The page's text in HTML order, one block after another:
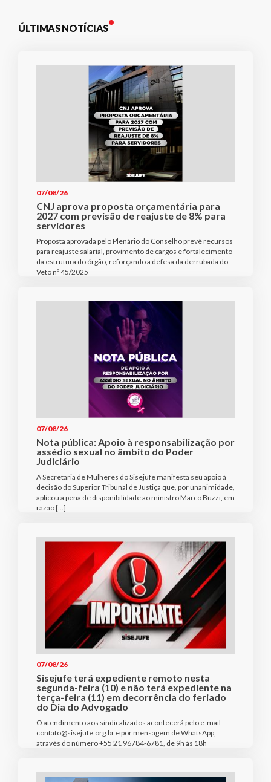
ÚLTIMAS NOTÍCIAS
07/08/26
CNJ aprova proposta orçamentária para
2027 com previsão de reajuste de 8% para
servidores
Proposta aprovada pelo Plenário do Conselho prevê recursos
para reajuste salarial, provimento de cargos e fortalecimento
da estrutura do órgão, reforçando a defesa da derrubada do
Veto nº 45/2025
07/08/26
Nota pública: Apoio à responsabilização por
assédio sexual no âmbito do Poder
Judiciário
A Secretaria de Mulheres do Sisejufe manifesta seu apoio à
decisão do Superior Tribunal de Justiça que, por unanimidade,
aplicou a pena de disponibilidade ao ministro Marco Buzzi, em
razão […]
07/08/26
Sisejufe terá expediente remoto nesta
segunda-feira (10) e não terá expediente na
terça-feira (11) em decorrência do feriado
do Dia do Advogado
O atendimento aos sindicalizados acontecerá pelo e-mail
contato@sisejufe.org.br e por mensagem de WhatsApp,
através do número +55 21 96784-6781, de 9h às 18h